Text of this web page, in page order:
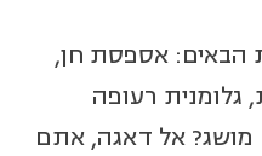
הבאים: אספסת חן,
גלומנית רעופה
מושג? אל דאגה, אתם